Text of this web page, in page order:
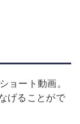
ョート動画。
げることがで